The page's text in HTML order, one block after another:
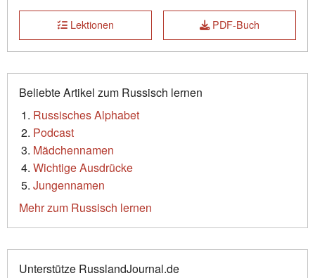
Lektionen PDF-Buch
Beliebte Artikel zum Russisch lernen
Russisches Alphabet
Podcast
Mädchennamen
Wichtige Ausdrücke
Jungennamen
Mehr zum Russisch lernen
Unterstütze RusslandJournal.de